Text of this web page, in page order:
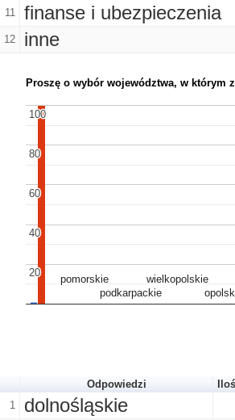
11 finanse i ubezpieczenia
12 inne
Proszę o wybór województwa, w którym
pomorskie
pomorskie
podkarpackie
podkarpackie
wielkopolskie
wielkopolskie
20
20
40
40
60
60
80
80
100
100
Odpowiedzi
1
dolnośląskie